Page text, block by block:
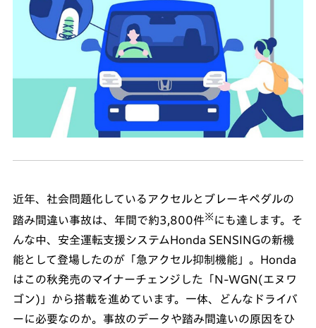
近年、社会問題化しているアクセルとブレーキペダルの
踏み間違い事故は、年間で約3,800件※ にも達します。そ
んな中、安全運転支援システムHonda SENSINGの新機
能として登場したのが「急アクセル抑制機能」。Honda
はこの秋発売のマイナーチェンジした「N-WGN(エヌワ
ゴン)」から搭載を進めています。一体、どんなドライバ
ーに必要なのか。事故のデータや踏み間違いの原因をひ